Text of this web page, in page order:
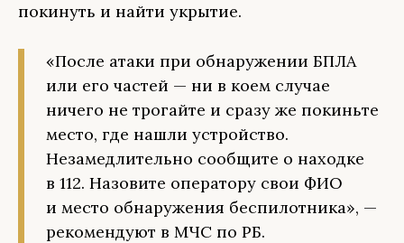
покинуть и найти укрытие.
«После атаки при обнаружении БПЛА
или его частей — ни в коем случае
ничего не трогайте и сразу же покиньте
место, где нашли устройство.
Незамедлительно сообщите о находке
в 112. Назовите оператору свои ФИО
и место обнаружения беспилотника», —
рекомендуют в МЧС по РБ.